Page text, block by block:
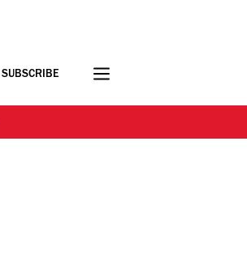
SUBSCRIBE